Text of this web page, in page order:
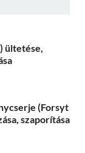
ültetése,
(Forsyt
szaporítása